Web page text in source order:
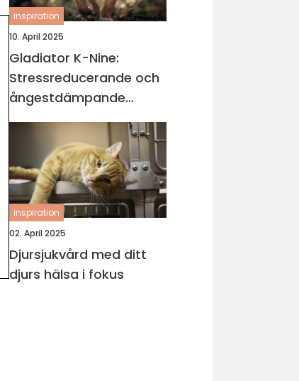
inspiration
10. April 2025
Gladiator K-Nine:
Stressreducerande och
ångestdämpande
hundhalsband
inspiration
02. April 2025
Djursjukvård med ditt
djurs hälsa i fokus